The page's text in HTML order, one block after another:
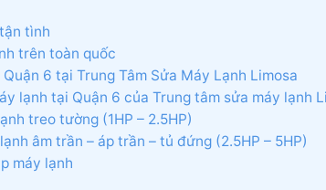
tình
trên toàn quốc
6 tại Trung Tâm Sửa Máy Lạnh Limosa
lạnh tại Quận 6 của Trung tâm sửa máy lạnh
treo tường (1HP – 2.5HP)
âm trần – áp trần – tủ đứng (2.5HP – 5HP)
máy lạnh